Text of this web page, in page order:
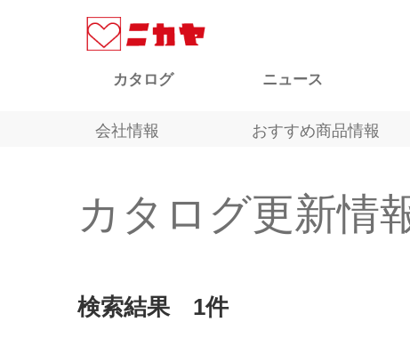
カタログ ニュース
会社情報 おすすめ商品情報
カタログ更新情
検索結果 1件